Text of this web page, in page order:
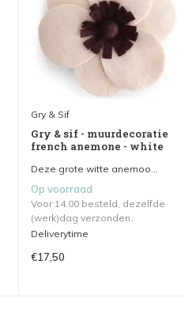
Gry & Sif
Gry & sif - muurdecoratie
french anemone - white
Deze grote witte anemoo...
Op voorraad
Voor 14.00 besteld, dezelfde
(werk)dag verzonden.
Deliverytime
€17,50